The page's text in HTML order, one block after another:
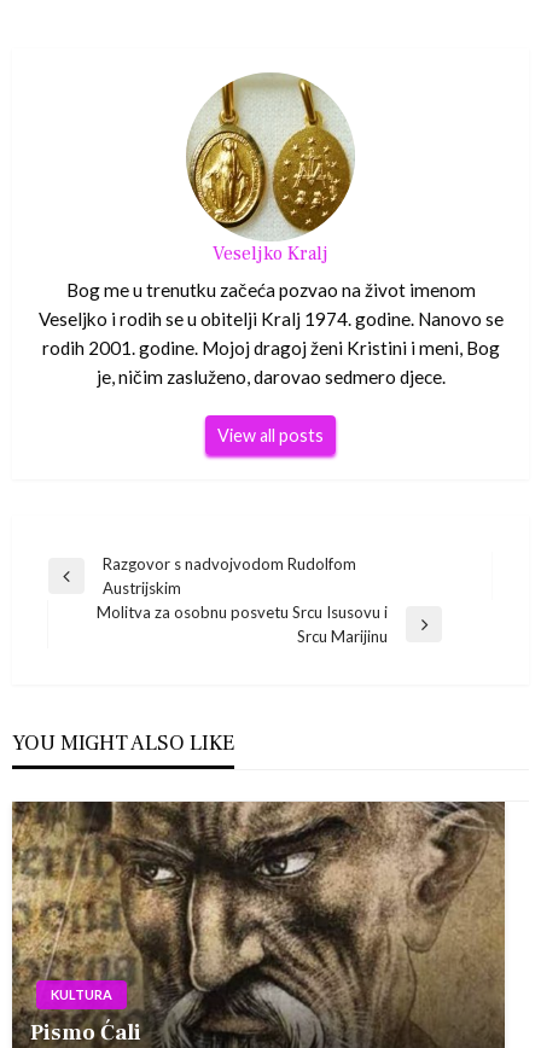
Veseljko Kralj
Bog me u trenutku začeća pozvao na život imenom
Veseljko i rodih se u obitelji Kralj 1974. godine. Nanovo se
rodih 2001. godine. Mojoj dragoj ženi Kristini i meni, Bog
je, ničim zasluženo, darovao sedmero djece.
View all posts
Navigacija
objava
Previous
Razgovor s nadvojvodom Rudolfom
Austrijskim
Molitva za osobnu posvetu Srcu Isusovu i
Srcu Marijinu
YOU MIGHT ALSO LIKE
KULTURA
Pismo Ćali